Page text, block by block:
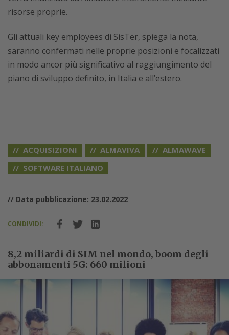
risorse proprie.
Gli attuali key employees di SisTer, spiega la nota,
saranno confermati nelle proprie posizioni e focalizzati
in modo ancor più significativo al raggiungimento del
piano di sviluppo definito, in Italia e all’estero.
ACQUISIZIONI ALMAVIVA
ALMAWAVE
SOFTWARE ITALIANO
// Data pubblicazione: 23.02.2022
CONDIVIDI:
8,2 miliardi di SIM nel mondo, boom degli
abbonamenti 5G: 660 milioni